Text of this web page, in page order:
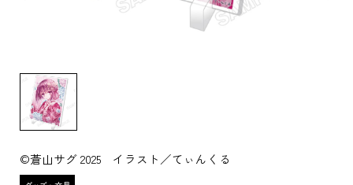
©蒼山サグ 2025 イラスト／てぃんくる